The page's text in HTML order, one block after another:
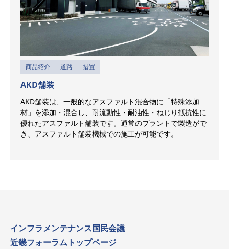
商品紹介 道路 措置
AKD舗装
AKD舗装は、一般的なアスファルト混合物に「特殊添加
材」を添加・混合し、耐流動性・耐油性・ねじり抵抗性に
優れたアスファルト舗装です。通常のプラントで製造がで
き、アスファルト舗装機械での施工が可能です。
インフラメンテナンス国民会議
近畿フォーラムトップページ